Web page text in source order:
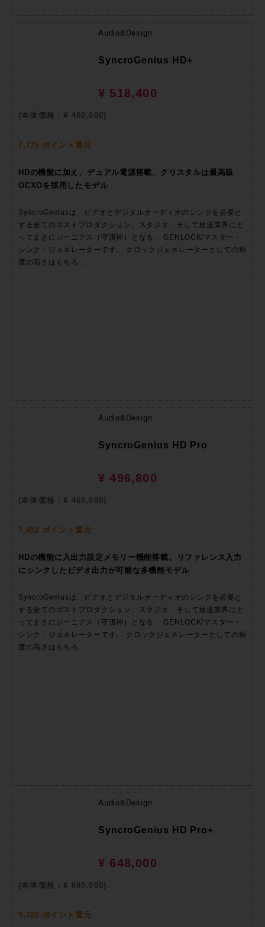
Audio&Design
SyncroGenius HD+
¥ 518,400
(本体価格：¥ 480,000)
7,776 ポイント還元
HDの機能に加え、デュアル電源搭載、クリスタルは最高級
OCXOを採用したモデル
SyncroGeniusは、ビデオとデジタルオーディオのシンクを必要と
する全てのポストプロダクション、スタジオ、そして放送業界にと
ってまさにジーニアス（守護神）となる、 GENLOCK/マスター・
シンク・ジェネレーターです。 クロックジェネレーターとしての精
度の高さはもちろ…
Audio&Design
SyncroGenius HD Pro
¥ 496,800
(本体価格：¥ 460,000)
7,452 ポイント還元
HDの機能に入出力設定メモリー機能搭載。リファレンス入力
にシンクしたビデオ出力が可能な多機能モデル
SyncroGeniusは、ビデオとデジタルオーディオのシンクを必要と
する全てのポストプロダクション、スタジオ、そして放送業界にと
ってまさにジーニアス（守護神）となる、 GENLOCK/マスター・
シンク・ジェネレーターです。 クロックジェネレーターとしての精
度の高さはもちろ…
Audio&Design
SyncroGenius HD Pro+
¥ 648,000
(本体価格：¥ 600,000)
9,720 ポイント還元